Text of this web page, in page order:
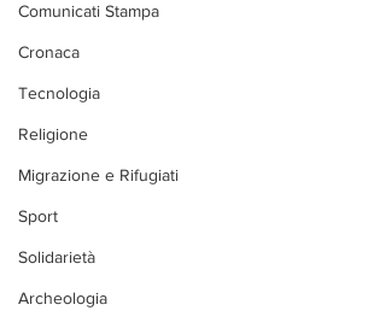
Comunicati Stampa
Cronaca
Tecnologia
Religione
Migrazione e Rifugiati
Sport
Solidarietà
Archeologia